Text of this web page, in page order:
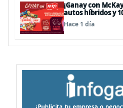
¡Ganay con
autos híbridos y
Hace 1 día